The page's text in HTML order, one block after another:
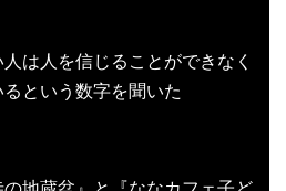
は人を信じることができなく
という数字を聞いた